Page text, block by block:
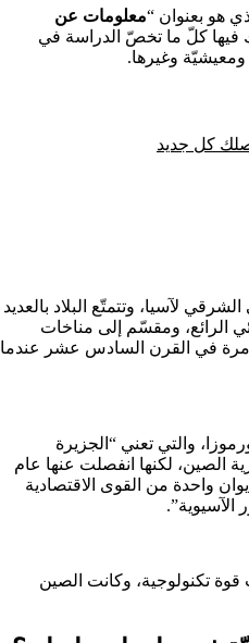
هو بعنوان “معلومات عن
فيها كلّ ما تخصّ الدراسة في
وغيرها.
كل جديد
لآسيا، وتتمتّع البلاد بالعديد
الرائع، ومقسّم إلى مناخات
مرة في القرن السادس عشر عندما
والتي تعني “الجزيرة
الصين، لكنها انفصلت عنها عام
2000 أصبحت تايوان واحدة من القوى الاقتصادية
قوة تكنولوجية، وكانت الصين